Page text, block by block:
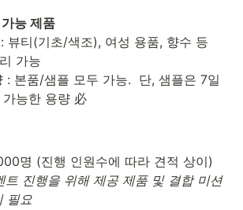
뷰티(기초/색조), 여성 용품, 향수 등
가능
: 본품/샘플 모두 가능.  단, 샘플은 7일
능한 용량 必
트 진행을 위해 제공 제품 및 결합 미션
필요